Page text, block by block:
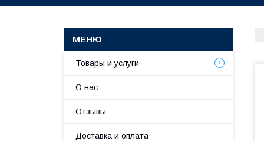
Товары и услуги
О нас
Отзывы
Доставка и оплата